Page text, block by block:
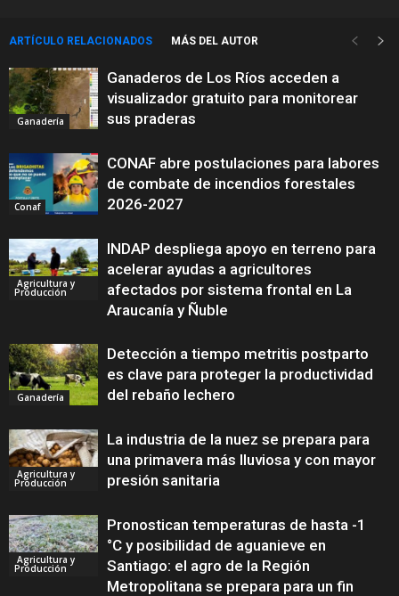
ARTÍCULO RELACIONADOS MÁS DEL AUTOR
Ganadería
Ganaderos de Los Ríos acceden a
visualizador gratuito para monitorear
sus praderas
Conaf
CONAF abre postulaciones para labores
de combate de incendios forestales
2026-2027
Agricultura y
Producción
INDAP despliega apoyo en terreno para
acelerar ayudas a agricultores
afectados por sistema frontal en La
Araucanía y Ñuble
Ganadería
Detección a tiempo metritis postparto
es clave para proteger la productividad
del rebaño lechero
Agricultura y
Producción
La industria de la nuez se prepara para
una primavera más lluviosa y con mayor
presión sanitaria
Agricultura y
Producción
Pronostican temperaturas de hasta -1
°C y posibilidad de aguanieve en
Santiago: el agro de la Región
Metropolitana se prepara para un fin